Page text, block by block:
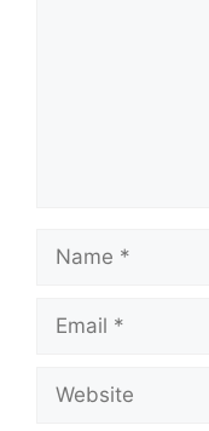
Name
Email
Website